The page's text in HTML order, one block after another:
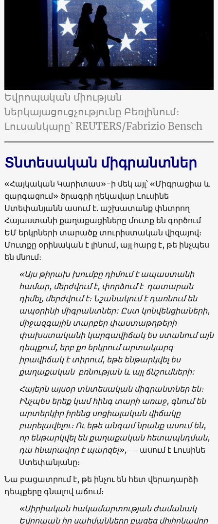
Եվրոպական միության
ներկայացուցչությունը Բեռլինում։
Լուսանկարը՝ REUTERS/Fabrizio Bensch
Տնտեսական միգրանտներ
«Հայկական Կարիտաս»-ի մեկ այլ՝ «Միգրացիա և
զարգացում» ծրագրի ղեկավար Լուսինե
Ստեփանյանն ասում է. աշխատանք փնտրող
Հայաստանի քաղաքացիները մուտք են գործում
ԵՄ երկրների տարածք տուրիստական վիզայով։
Մուտքը օրինական է լինում, այլ հարց է, թե ինչպես
են մնում։
«Այս թիրախ խումբը դիմում է ապաստանի
համար, մերժվում է, փորձում է դատարան
դիմել, մերժվում է։ Նշանակում է դառնում են
ապօրինի միգրանտներ: Ըստ կոնվենցիաների,
միջազգային տարբեր փաստաթղթերի
փախստականի կարգավիճակ ես ստանում այն
դեպքում, երբ քո երկրում արտակարգ
իրավիճակ է տիրում, եթե ենթարկվել ես
քաղաքական բռնության և այլ ճնշումների:
Հայերն այսօր տնտեսական միգրանտներ են։
Ինչպես երեք կամ հինգ տարի առաջ, գնում են
արտերկիր իրենց սոցիալական վիճակը
բարելավելու։ Ու եթե անգամ նրանք ասում են,
որ ենթարկվել են քաղաքական հետապնդման,
դա հնարավոր է պարզել»,— ասում է Լուսինե
Ստեփանյանը։
Նա բացատրում է, թե ինչու են հետ վերադարձի
դեպքերը գնալով աճում։
«Սիրիական հակամարտության ժամանակ
Եվրոպան իր սահմանները բացեց միլիոնավոր